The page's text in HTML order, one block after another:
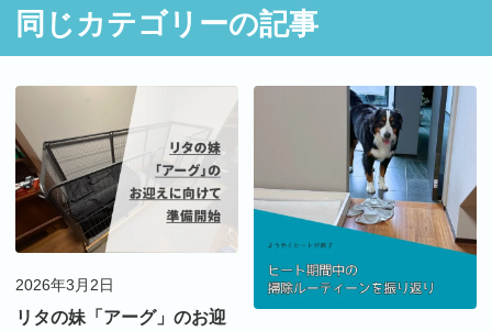
同じカテゴリーの記事
2026年3月2日
リタの妹「アーグ」のお迎